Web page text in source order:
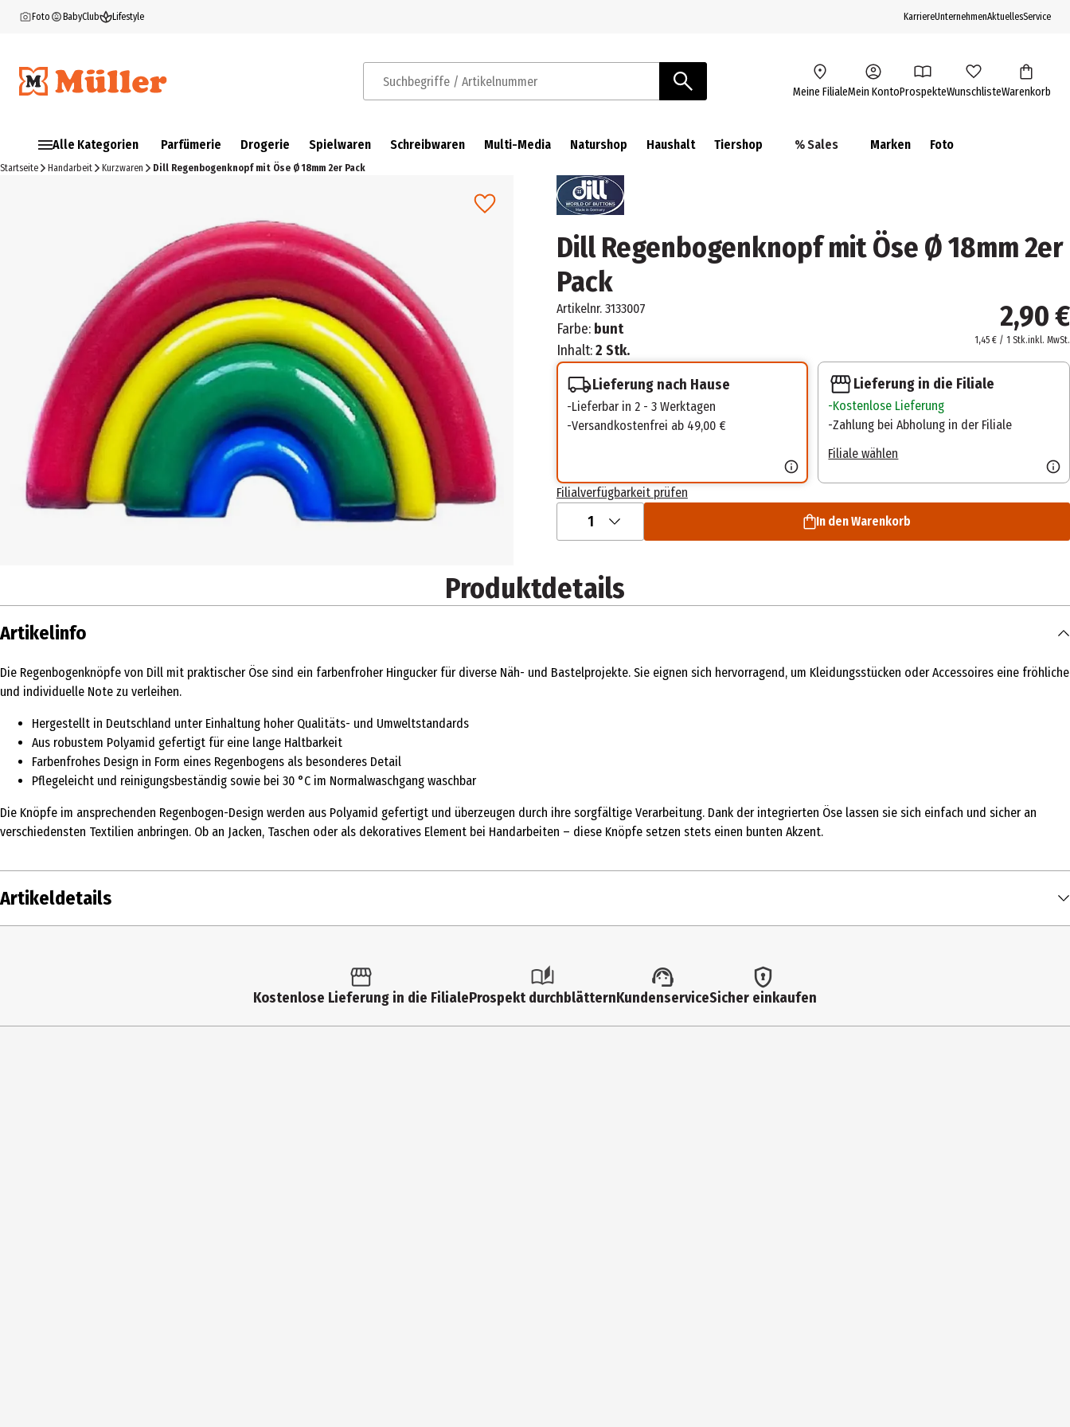
Foto BabyClub Lifestyle KarriereUnternehmenAktuellesService
Suchbegriffe / Artikelnummer Meine FilialeMein KontoProspekteWunschlisteWarenkorb
Alle Kategorien Parfümerie Drogerie Spielwaren Schreibwaren Multi-Media Naturshop Haushalt Tiershop % Sales Marken Foto
Startseite Handarbeit Kurzwaren Dill Regenbogenknopf mit Öse Ø 18mm 2er Pack
Dill Regenbogenknopf mit Öse Ø 18mm 2er
Pack
Artikelnr. 3133007
Farbe: bunt
Inhalt:2 Stk.
2,90 €
1,45 € / 1 Stk.inkl. MwSt.
Lieferung nach Hause
Lieferbar in 2 - 3 Werktagen
Versandkostenfrei ab 49,00 €
Lieferung in die Filiale
Kostenlose Lieferung
Zahlung bei Abholung in der Filiale
Filiale wählen
Filialverfügbarkeit prüfen
1 In den Warenkorb
Produktdetails
Artikelinfo
Die Regenbogenknöpfe von Dill mit praktischer Öse sind ein farbenfroher Hingucker für diverse Näh- und Bastelprojekte. Sie eignen sich hervorragend, um Kleidungsstücken oder Accessoires eine fröhliche
und individuelle Note zu verleihen.
Hergestellt in Deutschland unter Einhaltung hoher Qualitäts- und Umweltstandards
Aus robustem Polyamid gefertigt für eine lange Haltbarkeit
Farbenfrohes Design in Form eines Regenbogens als besonderes Detail
Pflegeleicht und reinigungsbeständig sowie bei 30 °C im Normalwaschgang waschbar
Die Knöpfe im ansprechenden Regenbogen-Design werden aus Polyamid gefertigt und überzeugen durch ihre sorgfältige Verarbeitung. Dank der integrierten Öse lassen sie sich einfach und sicher an
verschiedensten Textilien anbringen. Ob an Jacken, Taschen oder als dekoratives Element bei Handarbeiten – diese Knöpfe setzen stets einen bunten Akzent.
Artikeldetails
Kostenlose Lieferung in die FilialeProspekt durchblätternKundenserviceSicher einkaufen